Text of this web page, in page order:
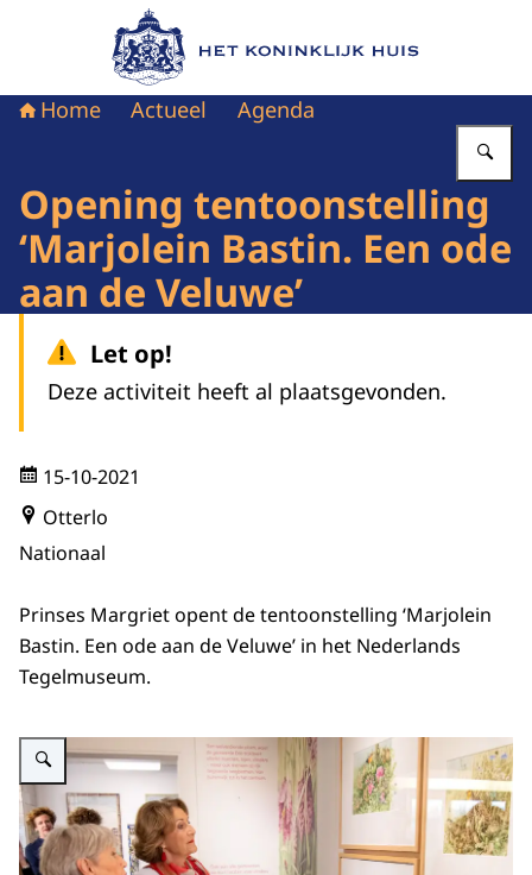
Naar de homepage van Het Koninklijk Huis
Home Actueel Agenda
Opening tentoonstelling
‘Marjolein Bastin. Een ode
aan de Veluwe’
Let op!
Deze activiteit heeft al plaatsgevonden.
15-10-2021
Otterlo
Nationaal
Prinses Margriet opent de tentoonstelling ‘Marjolein
Bastin. Een ode aan de Veluwe’ in het Nederlands
Tegelmuseum.
Vergroot afbeelding Prinses Margriet opent tentoonstelling over Marjolein